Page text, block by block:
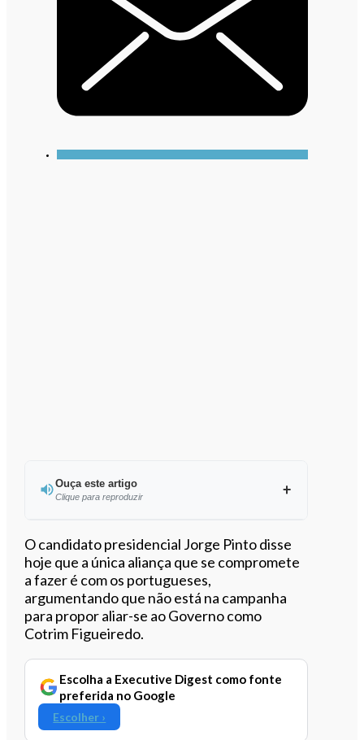
Ouça este artigo
Clique para reproduzir
Ouvir este artigo
O candidato presidencial Jorge Pinto disse
hoje que a única aliança que se compromete
a fazer é com os portugueses,
argumentando que não está na campanha
para propor aliar-se ao Governo como
Cotrim Figueiredo.
Escolha a Executive Digest como fonte
preferida no Google
Escolher ›